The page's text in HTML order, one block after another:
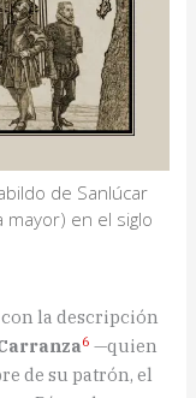
de Sanlúcar
mayor) en el siglo
la descripción
6 —quien
de su patrón, el